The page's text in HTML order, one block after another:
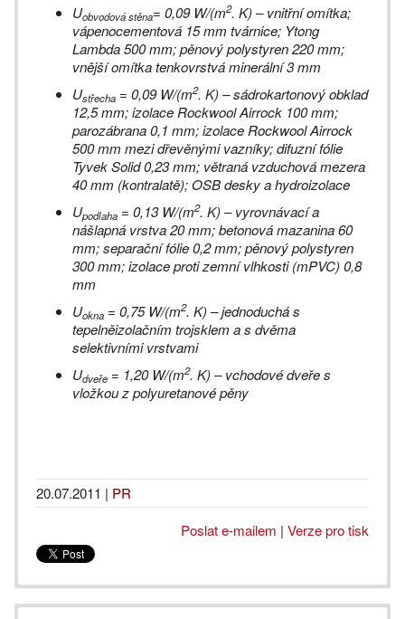
Uobvodová stěna= 0,09 W/(m2. K) – vnitřní omítka;
vápenocementová 15 mm tvárnice; Ytong
Lambda 500 mm; pěnový polystyren 220 mm;
vnější omítka tenkovrstvá minerální 3 mm
Ustřecha = 0,09 W/(m2. K) – sádrokartonový obklad
12,5 mm; izolace Rockwool Airrock 100 mm;
parozábrana 0,1 mm; izolace Rockwool Airrock
500 mm mezi dřevěnými vazníky; difuzní fólie
Tyvek Solid 0,23 mm; větraná vzduchová mezera
40 mm (kontralatě); OSB desky a hydroizolace
Upodlaha = 0,13 W/(m2. K) – vyrovnávací a
nášlapná vrstva 20 mm; betonová mazanina 60
mm; separační fólie 0,2 mm; pěnový polystyren
300 mm; izolace proti zemní vlhkosti (mPVC) 0,8
mm
Uokna = 0,75 W/(m2. K) – jednoduchá s
tepelněizolačním trojsklem a s dvěma
selektivními vrstvami
Udveře = 1,20 W/(m2. K) – vchodové dveře s
vložkou z polyuretanové pěny
20.07.2011 | PR
Poslat e-mailem | Verze pro tisk